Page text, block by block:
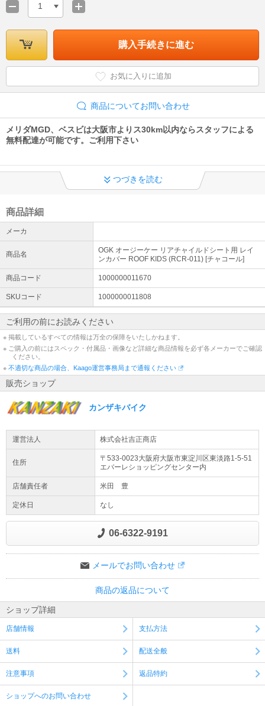
1
購入手続きに進む
お気に入りに追加
商品についてお問い合わせ
メリダMGD、ベスビは大阪市よりス30km以内ならスタッフによる
無料配達が可能です。ご利用下さい
送料無料商品につきましては「北海道・沖縄・その他離島」は対象
外となります。ヤマト運輸での配送はできません。
つづきを読む
商品詳細
メーカ
商品名
OGK オージーケー リアチャイルドシート用 レイ
ンカバー ROOF KIDS (RCR-011) [チャコール]
商品コード 1000000011670
SKUコード 1000000011808
ご利用の前にお読みください
※ 掲載しているすべての情報は万全の保障をいたしかねます。
※ ご購入の前にはスペック・付属品・画像など詳細な商品情報を必ず各メーカーでご確認
ください。
※ 不適切な商品の場合、Kaago運営事務局まで通報ください
販売ショップ
カンザキバイク
運営法人 株式会社吉正商店
住所 〒533-0023大阪府大阪市東淀川区東淡路1-5-51
エバーレショッピングセンター内
店舗責任者 米田 豊
定休日 なし
06-6322-9191
メールでお問い合わせ
商品の返品について
ショップ詳細
店舗情報 支払方法
送料 配送全般
注意事項 返品特約
ショップへのお問い合わせ